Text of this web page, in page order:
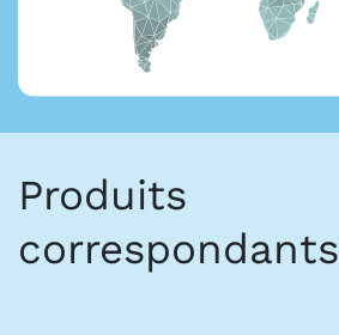
Produits
correspondants